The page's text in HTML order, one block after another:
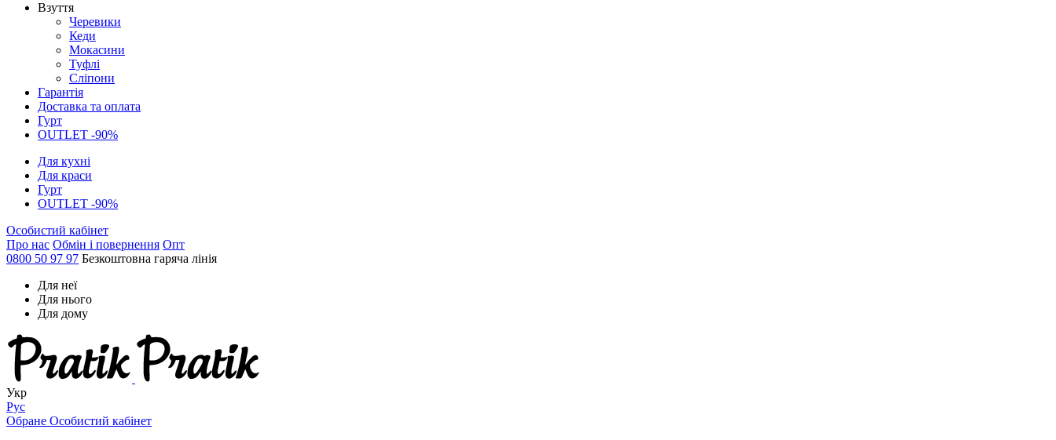
Взуття
Черевики
Кеди
Мокасини
Туфлі
Сліпони
Гарантія
Доставка та оплата
Гурт
OUTLET -90%
Для кухні
Для краси
Гурт
OUTLET -90%
Особистий кабінет
Про нас Обмін і повернення Опт
0800 50 97 97 Безкоштовна гаряча лінія
Для неї
Для нього
Для дому
Укр
Рус
Обране Особистий кабінет